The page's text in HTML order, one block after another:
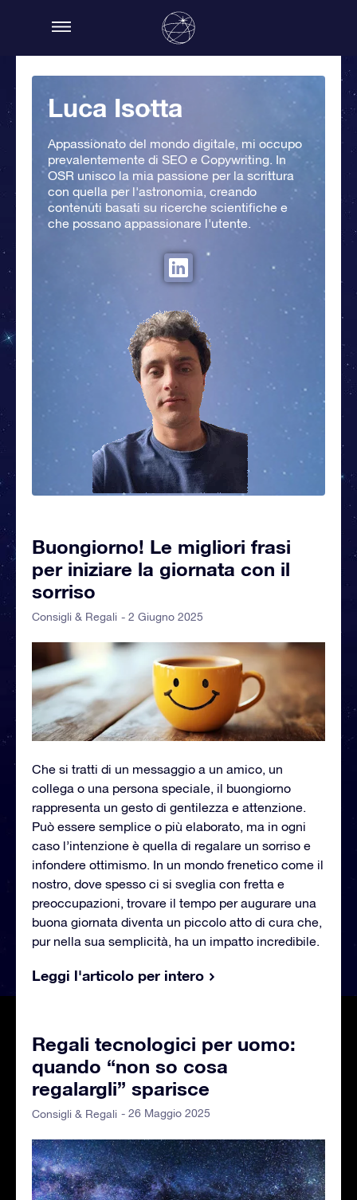
Luca Isotta
Appassionato del mondo digitale, mi occupo
prevalentemente di SEO e Copywriting. In
OSR unisco la mia passione per la scrittura
con quella per l'astronomia, creando
contenuti basati su ricerche scientifiche e
che possano appassionare l'utente.
Buongiorno! Le migliori frasi
per iniziare la giornata con il
sorriso
Consigli & Regali - 2 Giugno 2025
Che si tratti di un messaggio a un amico, un
collega o una persona speciale, il buongiorno
rappresenta un gesto di gentilezza e attenzione.
Può essere semplice o più elaborato, ma in ogni
caso l’intenzione è quella di regalare un sorriso e
infondere ottimismo. In un mondo frenetico come il
nostro, dove spesso ci si sveglia con fretta e
preoccupazioni, trovare il tempo per augurare una
buona giornata diventa un piccolo atto di cura che,
pur nella sua semplicità, ha un impatto incredibile.
Leggi l'articolo per intero
Regali tecnologici per uomo:
quando “non so cosa
regalargli” sparisce
Consigli & Regali - 26 Maggio 2025